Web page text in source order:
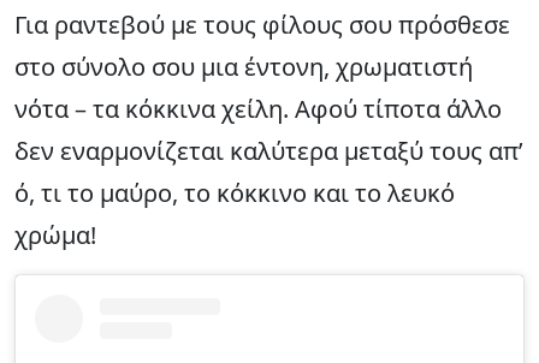
Για ραντεβού με τους φίλους σου πρόσθεσε
στο σύνολο σου μια έντονη, χρωματιστή
νότα – τα κόκκινα χείλη. Αφού τίποτα άλλο
δεν εναρμονίζεται καλύτερα μεταξύ τους απ’
ό, τι το μαύρο, το κόκκινο και το λευκό
χρώμα!